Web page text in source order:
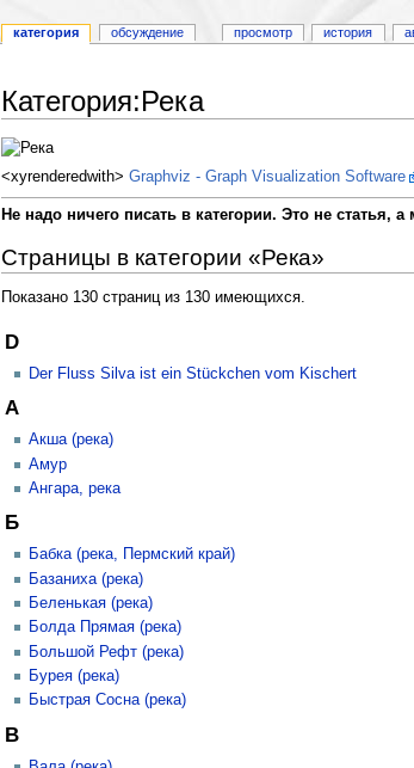
Категория:Река
<xyrenderedwith> Graphviz - Graph Visualization Software
Не надо ничего писать в категории. Это не статья, а
Страницы в категории «Река»
Показано 130 страниц из 130 имеющихся.
D
Der Fluss Silva ist ein Stückchen vom Kischert
А
Акша (река)
Амур
Ангара, река
Б
Бабка (река, Пермский край)
Базаниха (река)
Беленькая (река)
Болда Прямая (река)
Большой Рефт (река)
Бурея (река)
Быстрая Сосна (река)
В
категория обсуждение просмотр история